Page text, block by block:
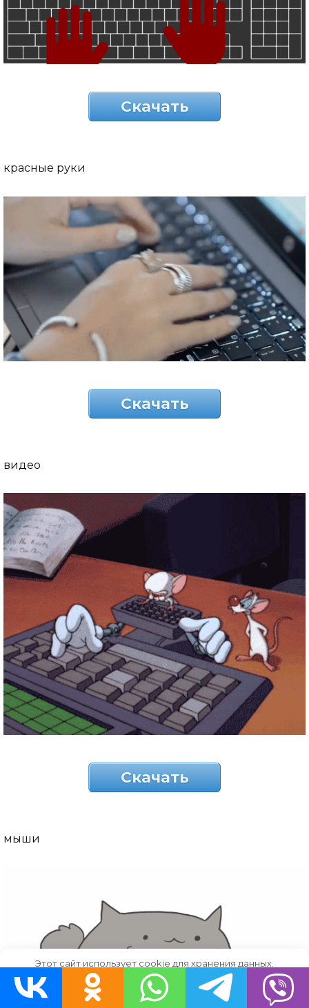
Скачать
красные руки
Скачать
видео
Скачать
мыши
Этот сайт использует cookie для хранения данных.
Продолжая использовать сайт, Вы даете свое согласие на
работу с этими файлами.
OK